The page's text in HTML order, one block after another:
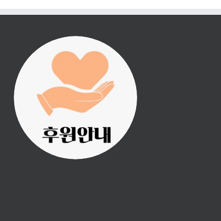
진리횃불 사역은 여러분
의 후원으로 이루어집니
다.